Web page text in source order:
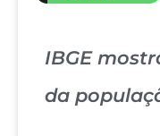
IBGE
da